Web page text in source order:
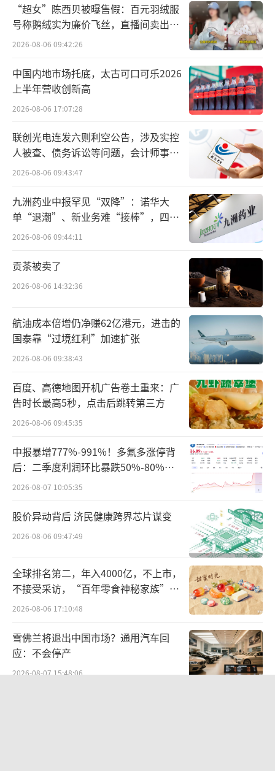
“超女”陈西贝被曝售假：百元羽绒服
号称鹅绒实为廉价飞丝，直播间卖出超
百万元
2026-08-06 09:42:26
中国内地市场托底，太古可口可乐2026
上半年营收创新高
2026-08-06 17:07:28
联创光电连发六则利空公告，涉及实控
人被查、债务诉讼等问题，会计师事务
所曾出具“保留意见”
2026-08-06 09:43:47
九洲药业中报罕见“双降”：诺华大
单“退潮”、新业务难“接棒”，四大
难关待闯
2026-08-06 09:44:11
贡茶被卖了
2026-08-06 14:32:36
航油成本倍增仍净赚62亿港元，进击的
国泰靠“过境红利”加速扩张
2026-08-06 09:38:43
百度、高德地图开机广告卷土重来：广
告时长最高5秒，点击后跳转第三方
2026-08-06 09:45:35
中报暴增777%-991%！多氟多涨停背
后：二季度利润环比暴跌50%-80%，
是黄金坑还是陷阱？
2026-08-07 10:05:35
股价异动背后 济民健康跨界芯片谋变
2026-08-06 09:47:49
全球排名第二，年入4000亿，不上市，
不接受采访，“百年零食神秘家族”浮
出水面？
2026-08-06 17:10:48
雪佛兰将退出中国市场？通用汽车回
应：不会停产
2026-08-07 15:48:06